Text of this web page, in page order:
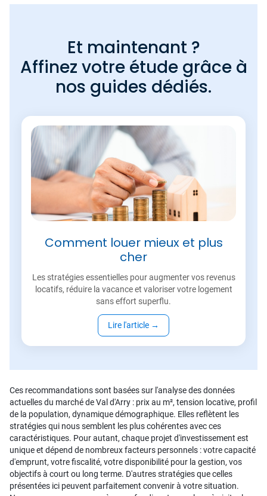
Et maintenant ?
Affinez votre étude grâce à
nos guides dédiés.
Comment louer mieux et plus
cher
Les stratégies essentielles pour augmenter vos revenus
locatifs, réduire la vacance et valoriser votre logement
sans effort superflu.
Lire l'article →
Ces recommandations sont basées sur l'analyse des données
actuelles du marché de Val d'Arry : prix au m², tension locative, profil
de la population, dynamique démographique. Elles reflètent les
stratégies qui nous semblent les plus cohérentes avec ces
caractéristiques. Pour autant, chaque projet d'investissement est
unique et dépend de nombreux facteurs personnels : votre capacité
d'emprunt, votre fiscalité, votre disponibilité pour la gestion, vos
objectifs à court ou long terme. D'autres stratégies que celles
présentées ici peuvent parfaitement convenir à votre situation.